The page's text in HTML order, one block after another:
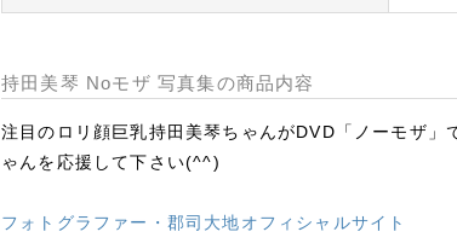
持田美琴 Noモザ 写真集の商品内容
注目のロリ顔巨乳持田美琴ちゃんがDVD「ノーモザ
ゃんを応援して下さい(^^)
フォトグラファー・郡司大地オフィシャルサイト